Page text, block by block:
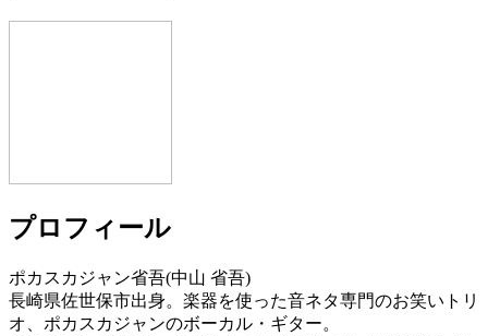
プロフィール
ポカスカジャン省吾(中山 省吾)
長崎県佐世保市出身。楽器を使った音ネタ専門のお笑いトリ
オ、ポカスカジャンのボーカル・ギター。